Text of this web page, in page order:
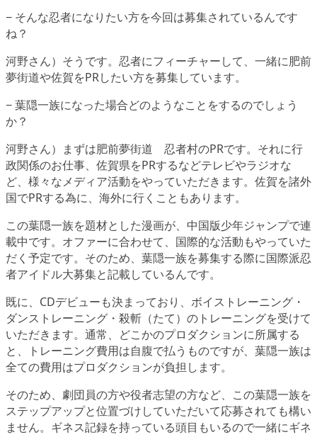
− そんな忍者になりたい方を今回は募集されているんです
ね？
河野さん）そうです。忍者にフィーチャーして、一緒に肥前
夢街道や佐賀をPRしたい方を募集しています。
− 葉隠一族になった場合どのようなことをするのでしょう
か？
河野さん）まずは肥前夢街道 忍者村のPRです。それに行
政関係のお仕事、佐賀県をPRするなどテレビやラジオな
ど、様々なメディア活動をやっていただきます。佐賀を諸外
国でPRする為に、海外に行くこともあります。
この葉隠一族を題材とした漫画が、中国版少年ジャンプで連
載中です。オファーに合わせて、国際的な活動もやっていた
だく予定です。そのため、葉隠一族を募集する際に国際派忍
者アイドル大募集と記載しているんです。
既に、CDデビューも決まっており、ボイストレーニング・
ダンストレーニング・殺斬（たて）のトレーニングを受けて
いただきます。通常、どこかのプロダクションに所属する
と、トレーニング費用は自腹で払うものですが、葉隠一族は
全ての費用はプロダクションが負担します。
そのため、劇団員の方や役者志望の方など、この葉隠一族を
ステップアップと位置づけしていただいて応募されても構い
ません。ギネス記録を持っている頭目もいるので一緒にギネ